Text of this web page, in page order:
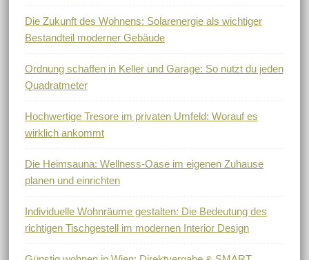
Die Zukunft des Wohnens: Solarenergie als wichtiger
Bestandteil moderner Gebäude
Ordnung schaffen in Keller und Garage: So nutzt du jeden
Quadratmeter
Hochwertige Tresore im privaten Umfeld: Worauf es
wirklich ankommt
Die Heimsauna: Wellness-Oase im eigenen Zuhause
planen und einrichten
Individuelle Wohnräume gestalten: Die Bedeutung des
richtigen Tischgestell im modernen Interior Design